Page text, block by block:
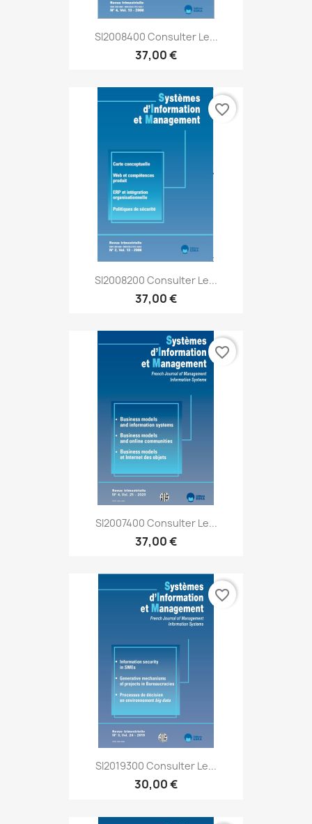
SI2008400 Consulter Le...
37,00 €
SI2008200 Consulter Le...
37,00 €
favorite_border
SI2007400 Consulter Le...
37,00 €
favorite_border
SI2019300 Consulter Le...
30,00 €
favorite_border